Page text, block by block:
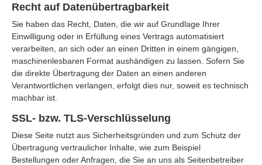
Recht auf Datenübertragbarkeit
Sie haben das Recht, Daten, die wir auf Grundlage Ihrer
Einwilligung oder in Erfüllung eines Vertrags automatisiert
verarbeiten, an sich oder an einen Dritten in einem gängigen,
maschinenlesbaren Format aushändigen zu lassen. Sofern Sie
die direkte Übertragung der Daten an einen anderen
Verantwortlichen verlangen, erfolgt dies nur, soweit es technisch
machbar ist.
SSL- bzw. TLS-Verschlüsselung
Diese Seite nutzt aus Sicherheitsgründen und zum Schutz der
Übertragung vertraulicher Inhalte, wie zum Beispiel
Bestellungen oder Anfragen, die Sie an uns als Seitenbetreiber